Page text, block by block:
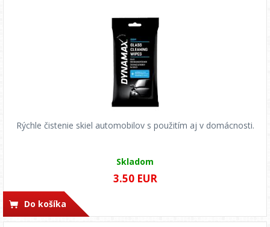
Rýchle čistenie skiel automobilov s použitím aj v domácnosti.
Skladom
3.50 EUR
Do košíka